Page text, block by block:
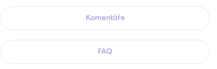
Komentáře
FAQ